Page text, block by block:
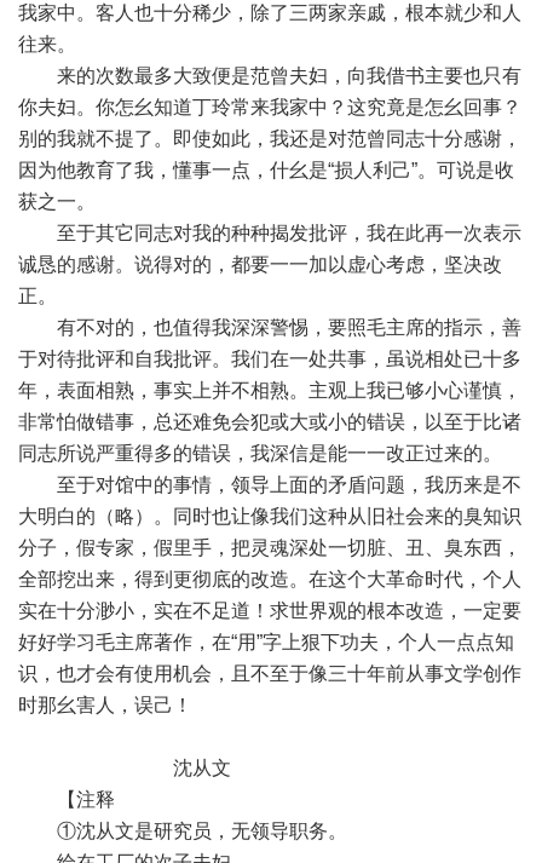
我家中。客人也十分稀少，除了三两家亲戚，根本就少和人
往来。
来的次数最多大致便是范曾夫妇，向我借书主要也只有
你夫妇。你怎幺知道丁玲常来我家中？这究竟是怎幺回事？
别的我就不提了。即使如此，我还是对范曾同志十分感谢，
因为他教育了我，懂事一点，什幺是“损人利己”。可说是收
获之一。
至于其它同志对我的种种揭发批评，我在此再一次表示
诚恳的感谢。说得对的，都要一一加以虚心考虑，坚决改
正。
有不对的，也值得我深深警惕，要照毛主席的指示，善
于对待批评和自我批评。我们在一处共事，虽说相处已十多
年，表面相熟，事实上并不相熟。主观上我已够小心谨慎，
非常怕做错事，总还难免会犯或大或小的错误，以至于比诸
同志所说严重得多的错误，我深信是能一一改正过来的。
至于对馆中的事情，领导上面的矛盾问题，我历来是不
大明白的（略）。同时也让像我们这种从旧社会来的臭知识
分子，假专家，假里手，把灵魂深处一切脏、丑、臭东西，
全部挖出来，得到更彻底的改造。在这个大革命时代，个人
实在十分渺小，实在不足道！求世界观的根本改造，一定要
好好学习毛主席著作，在“用”字上狠下功夫，个人一点点知
识，也才会有使用机会，且不至于像三十年前从事文学创作
时那幺害人，误己！
沈从文
【注释
①沈从文是研究员，无领导职务。